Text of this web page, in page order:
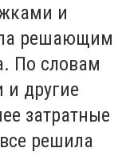
и
решающим
По словам
и другие
затратные
решила